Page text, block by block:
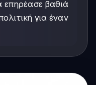
επηρέασε βαθιά
για έναν